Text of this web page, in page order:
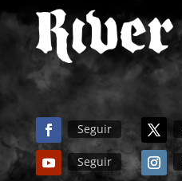
Seguir
Seguir